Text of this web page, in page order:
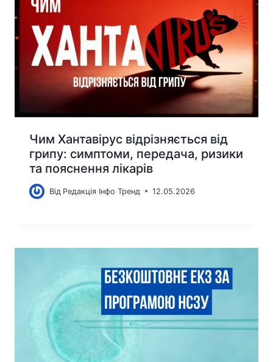
Чим Хантавірус відрізняється від
грипу: симптоми, передача, ризики
та пояснення лікарів
Від Редакція Інфо Тренд 12.05.2026